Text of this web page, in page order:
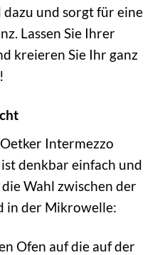
und sorgt für eine
Lassen Sie Ihrer
kreieren Sie Ihr ganz
Intermezzo
denkbar einfach und
Wahl zwischen der
in der Mikrowelle:
Ofen auf die auf der